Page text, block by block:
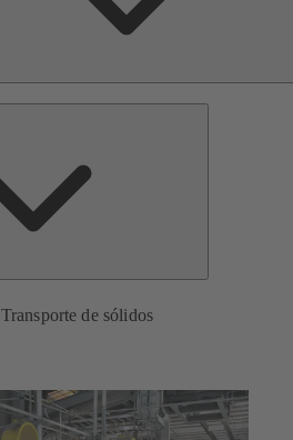
Transporte de sólidos